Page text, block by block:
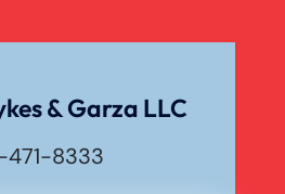
& Garza LLC
8333